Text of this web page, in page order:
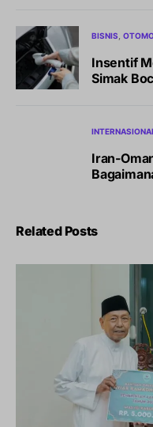
BISNIS
Insentif
Simak
Iran-
Related Posts